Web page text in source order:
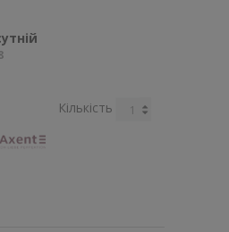
Кількість